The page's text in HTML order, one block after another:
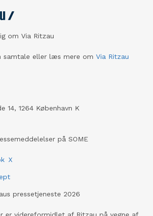
om Via Ritzau
samtale eller læs mere om Via Ritzau
14, 1264 København K
på SOME
X
pressetjeneste 2026